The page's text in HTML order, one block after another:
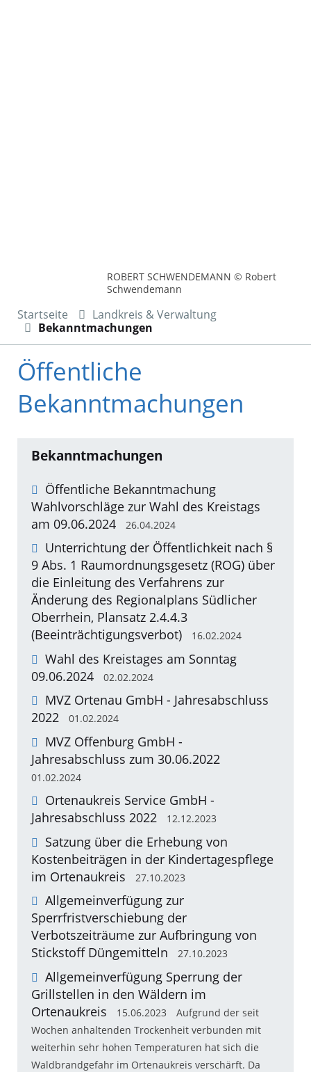
ROBERT SCHWENDEMANN © Robert
Schwendemann
Startseite
Landkreis & Verwaltung
Bekanntmachungen
Öffentliche
Bekanntmachungen
Bekanntmachungen
Öffentliche Bekanntmachung
Wahlvorschläge zur Wahl des Kreistags
am 09.06.2024
26.04.2024
Unterrichtung der Öffentlichkeit nach §
9 Abs. 1 Raumordnungsgesetz (ROG) über
die Einleitung des Verfahrens zur
Änderung des Regionalplans Südlicher
Oberrhein, Plansatz 2.4.4.3
(Beeinträchtigungsverbot)
16.02.2024
Wahl des Kreistages am Sonntag
09.06.2024
02.02.2024
MVZ Ortenau GmbH - Jahresabschluss
2022
01.02.2024
MVZ Offenburg GmbH -
Jahresabschluss zum 30.06.2022
01.02.2024
Ortenaukreis Service GmbH -
Jahresabschluss 2022
12.12.2023
Satzung über die Erhebung von
Kostenbeiträgen in der Kindertagespflege
im Ortenaukreis
27.10.2023
Allgemeinverfügung zur
Sperrfristverschiebung der
Verbotszeiträume zur Aufbringung von
Stickstoff Düngemitteln
27.10.2023
Allgemeinverfügung Sperrung der
Grillstellen in den Wäldern im
Ortenaukreis
15.06.2023
Aufgrund der seit
Wochen anhaltenden Trockenheit verbunden mit
weiterhin sehr hohen Temperaturen hat sich die
Waldbrandgefahr im Ortenaukreis verschärft. Da